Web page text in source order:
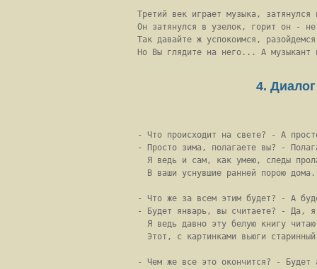
Третий век играет музыка, затянулся
Он затянулся в узелок, горит он -
Так давайте ж успокоимся,
Но Вы глядите на него... А музыкант
4.
- Что происходит на свете? - А
- Просто зима, полагаете вы? -
Я ведь и сам, как умею, следы
  В ваши уснувшие ранней порою дома.
- Что же за всем этим будет? - А
- Будет январь, вы считаете? - Да,
Я ведь давно эту белую книгу
Этот, с картинками вьюги
- Чем же все это окончится? - Будет